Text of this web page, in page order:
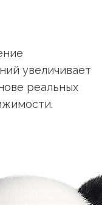
увеличивает
реальных